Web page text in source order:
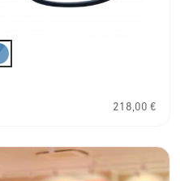
218,00 €